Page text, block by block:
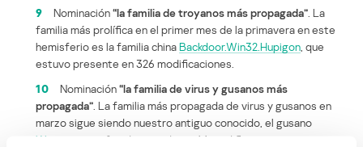
9
Nominación“la familia de troyanos más propagada” . La
familia más prolífica en el primer mes de la primavera en este
hemisferio es la familia chinaBackdoor.Win32.Hupigon , que
estuvo presente en 326 modificaciones.
10
Nominación“la familia de virus y gusanos más
propagada” . La familia más propagada de virus y gusanos en
marzo sigue siendo nuestro antiguo conocido, el gusano
Warezov
, que fue detectado en 44 modificaciones.